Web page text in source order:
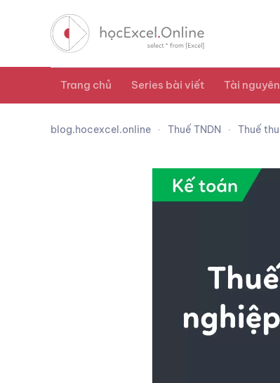
Trang chủ Series bài viết Tài nguyên
blog.hocexcel.online Thuế TNDN Thuế